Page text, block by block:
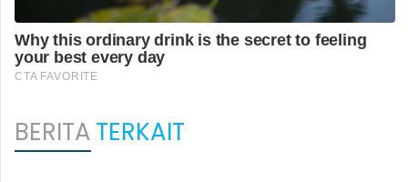
BERITATERKAIT